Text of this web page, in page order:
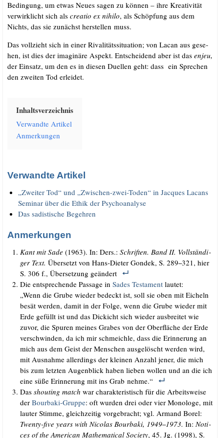
Bedin­gung, um etwas Neu­es sagen zu kön­nen – ihre Krea­ti­vi­tät
ver­wirk­licht sich als crea­tio ex nihi­lo, als Schöp­fung aus dem
Nichts, das sie zunächst her­stel­len muss.
Das voll­zieht sich in einer Riva­li­täts­si­tua­ti­on; von Lacan aus gese­
hen, ist dies der ima­gi­nä­re Aspekt. Ent­schei­dend aber ist das enjeu,
der Ein­satz, um den es in die­sen Duel­len geht: dass ein Spre­chen
den zwei­ten Tod erleidet.
Inhalts­ver­zeich­nis
Ver­wand­te Artikel
Anmer­kun­gen
Verwandte Artikel
„Zwei­ter Tod“ und „Zwi­schen-zwei-Toden“ in Jac­ques Lacans
Semi­nar über die Ethik der Psychoanalyse
Das sadis­ti­sche Begehren
Anmerkungen
Kant mit Sade(1963). In: Ders.:Schrif­ten. Band II. Voll­stän­di­
ger Text. Über­setzt von Hans-Die­ter Gon­dek, S. 289–321, hier
S. 306 f., Über­set­zung geändert
Die ent­spre­chen­de Pas­sa­ge inSades Tes­ta­ment lautet:
„Wenn die Gru­be wie­der bedeckt ist, soll sie oben mit Eicheln
besät wer­den, damit in der Fol­ge, wenn die Gru­be wie­der mit
Erde gefüllt ist und das Dickicht sich wie­der aus­brei­tet wie
zuvor, die Spu­ren mei­nes Gra­bes von der Ober­flä­che der Erde
ver­schwin­den, da ich mir schmeich­le, dass die Erin­ne­rung an
mich aus dem Geist der Men­schen aus­ge­löscht wer­den wird,
mit Aus­nah­me aller­dings der klei­nen Anzahl jener, die mich
bis zum letz­ten Augen­blick haben lie­ben wol­len und an die ich
eine süße Erin­ne­rung mit ins Grab nehme.“
Dasshou­ting match war cha­rak­te­ris­tisch für die Arbeits­wei­se
derBour­baki-Grup­pe: oft wur­den drei oder vier Mono­lo­ge, mit
lau­ter Stim­me, gleich­zei­tig vor­ge­bracht; vgl. Armand Borel:
Twen­ty-five years with Nico­las Bour­baki, 1949–1973. In: Noti­
ces of the Ame­ri­can Mathe­ma­ti­cal Socie­ty, 45. Jg. (1998), S.